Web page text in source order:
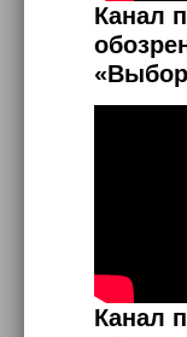
Канал
Канал